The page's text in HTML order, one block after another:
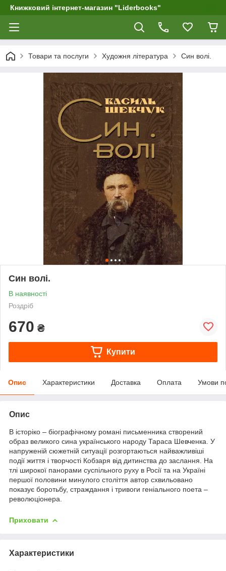
Книжковий інтернет-магазин "Liderbooks"
Товари та послуги Художня література Син волі.
Син волі.
В наявності
Роздріб
670 ₴
Купити
Опис Характеристики Доставка Оплата Умови
Опис
В історіко – біографічному романі письменника створений
образ великого сина українського народу Тараса Шевченка. У
напруженій сюжетній ситуації розгортаються найважливіші
події життя і творчості Кобзаря від дитинства до заслання. На
тлі широкої панорами суспільного руху в Росії та на Україні
першої половини минулого століття автор схвильовано
показує боротьбу, страждання і тривоги геніального поета –
революціонера.
Приховати
Характеристики